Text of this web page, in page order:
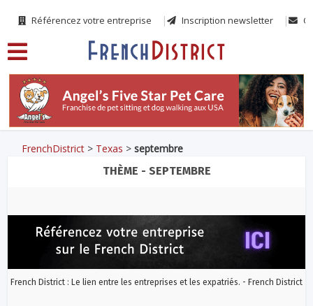
Référencez votre entreprise Inscription newsletter
FrenchDistrict > Texas >septembre
THÈME - SEPTEMBRE
French District : Le lien entre les entreprises et les expatriés. - French District